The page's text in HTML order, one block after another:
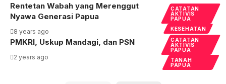
CATATAN
AKTIVIS
PAPUA
KESEHATAN
Rentetan Wabah yang Merenggut
Nyawa Generasi Papua
8 years ago
CATATAN
AKTIVIS
PAPUA
TANAH
PAPUA
PMKRI, Uskup Mandagi, dan PSN
2 years ago